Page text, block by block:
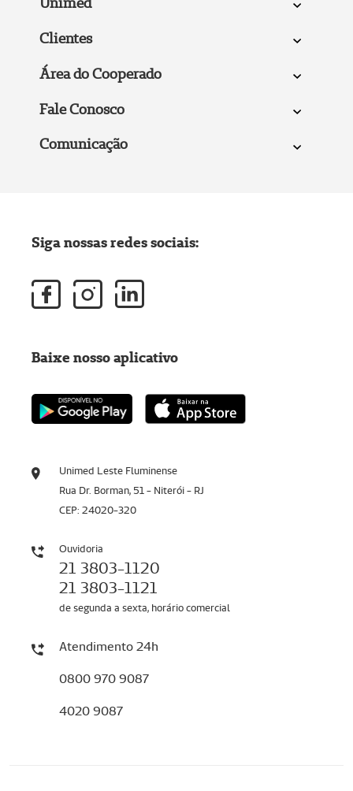
Clientes
Área do Cooperado
Fale Conosco
Comunicação
Unimed Leste Fluminense
Rua Dr. Borman, 51 - Niterói - RJ
CEP: 24020-320
Ouvidoria
21 3803-1120
21 3803-1121
de segunda a sexta, horário comercial
Atendimento 24h
0800 970 9087
4020 9087
Siga nossas redes sociais:
Baixe nosso aplicativo